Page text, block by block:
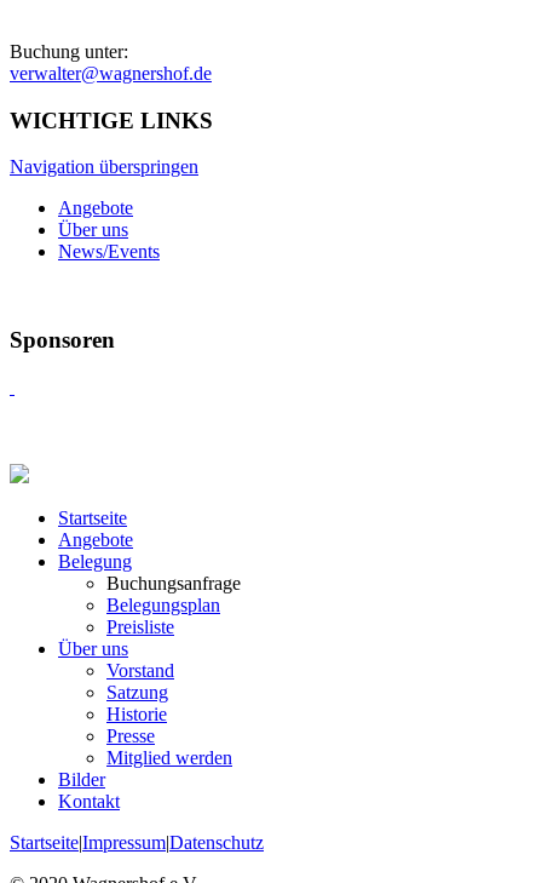
Buchung unter:
verwalter@wagnershof.de
WICHTIGE LINKS
Navigation überspringen
Angebote
Über uns
News/Events
Sponsoren
Startseite
Angebote
Belegung
Buchungsanfrage
Belegungsplan
Preisliste
Über uns
Vorstand
Satzung
Historie
Presse
Mitglied werden
Bilder
Kontakt
Startseite|Impressum|Datenschutz